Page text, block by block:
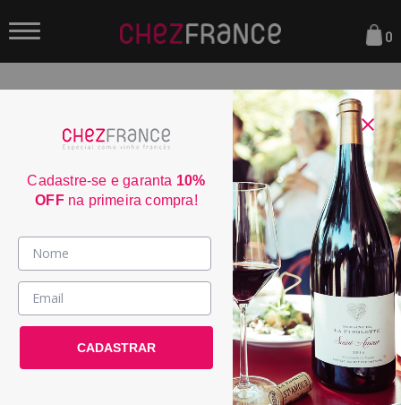
Vinhos >
País / Região >
Le Club >
0
ORDENAR POR:
30
92
90
Cadastre-se e garanta 10%
OFFna primeira compra!
CADASTRAR